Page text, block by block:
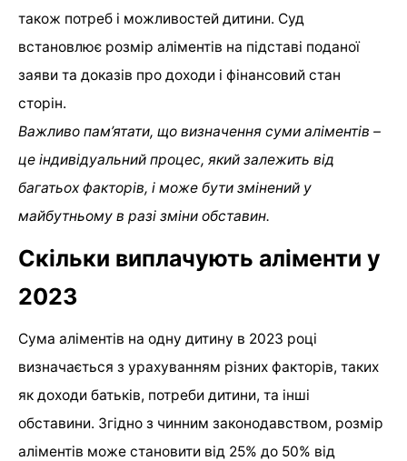
також потреб і можливостей дитини. Суд
встановлює розмір аліментів на підставі поданої
заяви та доказів про доходи і фінансовий стан
сторін.
Важливо пам’ятати, що визначення суми аліментів –
це індивідуальний процес, який залежить від
багатьох факторів, і може бути змінений у
майбутньому в разі зміни обставин.
Скільки виплачують аліменти у
2023
Сума аліментів на одну дитину в 2023 році
визначається з урахуванням різних факторів, таких
як доходи батьків, потреби дитини, та інші
обставини. Згідно з чинним законодавством, розмір
аліментів може становити від 25% до 50% від